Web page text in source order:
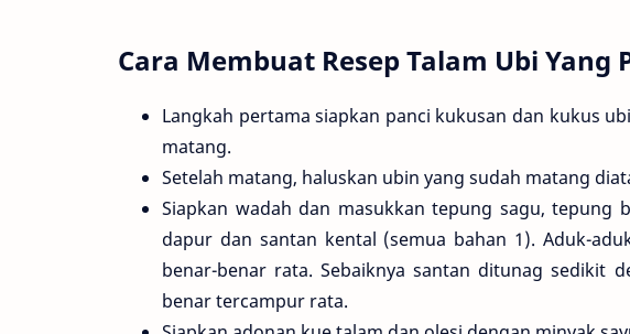
Cara Membuat Resep Talam Ubi Yang
Langkah pertama siapkan panci kukusan dan kukus
matang.
Setelah matang, haluskan ubin yang sudah matang
Siapkan wadah dan masukkan tepung sagu, tepung
dapur dan santan kental (semua bahan 1). Aduk-
benar-benar rata. Sebaiknya santan ditunag sedikit
benar tercampur rata.